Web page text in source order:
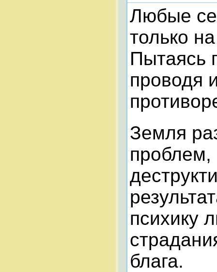
Любые
только
Пытаясь
проводя
Земля
проблем,
психику
блага.